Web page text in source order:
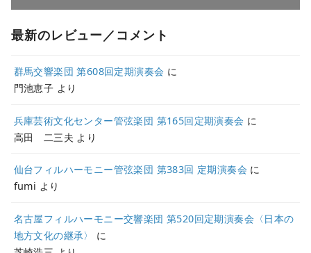
最新のレビュー／コメント
群馬交響楽団 第608回定期演奏会 に
門池恵子 より
兵庫芸術文化センター管弦楽団 第165回定期演奏会 に
高田 二三夫 より
仙台フィルハーモニー管弦楽団 第383回 定期演奏会 に
fumi より
名古屋フィルハーモニー交響楽団 第520回定期演奏会〈日本の
地方文化の継承〉
に